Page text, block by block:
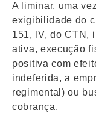
A liminar, uma
exigibilidade do
151, IV, do CTN,
ativa, execução
positiva com
indeferida, a
regimental) ou
cobrança.